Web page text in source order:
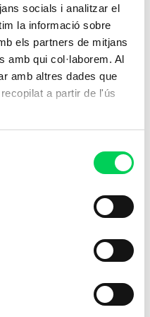
socials i analitzar el
la informació sobre
els partners de mitjans
amb qui col·laborem. Al
amb altres dades que
a partir de l'ús
com a
que una opció
per transformar el